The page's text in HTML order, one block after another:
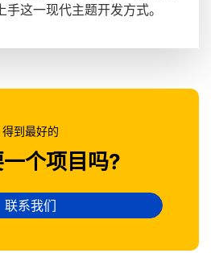
这一现代主题开发方式。
得到最好的
个项目吗?
联系我们